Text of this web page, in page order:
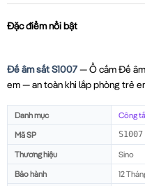
Đặc điểm nổi bật
Đế âm sắt S1007— Ổ cắm Đế
em — an toàn khi lắp phòng trẻ
Danh mục
Công
Mã SP
S1007
Thương hiệu
Sino
Bảo hành
12